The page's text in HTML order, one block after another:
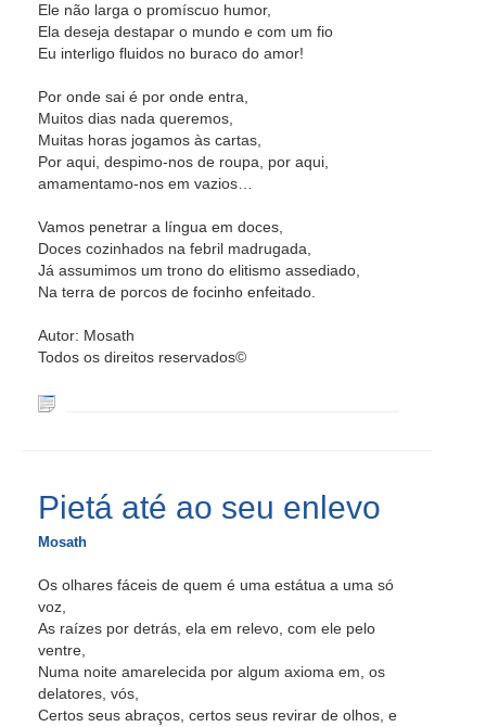
Ele não larga o promíscuo humor,
Ela deseja destapar o mundo e com um fio
Eu interligo fluidos no buraco do amor!
Por onde sai é por onde entra,
Muitos dias nada queremos,
Muitas horas jogamos às cartas,
Por aqui, despimo-nos de roupa, por aqui,
amamentamo-nos em vazios…
Vamos penetrar a língua em doces,
Doces cozinhados na febril madrugada,
Já assumimos um trono do elitismo assediado,
Na terra de porcos de focinho enfeitado.
Autor: Mosath
Todos os direitos reservados©
Pietá até ao seu enlevo
Mosath
Os olhares fáceis de quem é uma estátua a uma só
voz,
As raízes por detrás, ela em relevo, com ele pelo
ventre,
Numa noite amarelecida por algum axioma em, os
delatores, vós,
Certos seus abraços, certos seus revirar de olhos, e